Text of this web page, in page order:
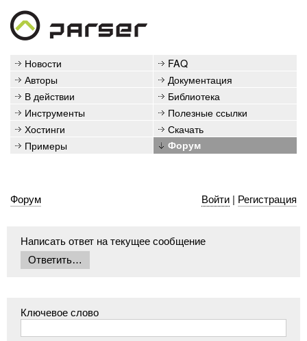
Новости
FAQ
Авторы
Документация
В действии
Библиотека
Инструменты
Полезные ссылки
Хостинги
Скачать
Примеры
Форум
Форум Войти| Регистрация
Написать ответ на текущее сообщение
Ключевое слово